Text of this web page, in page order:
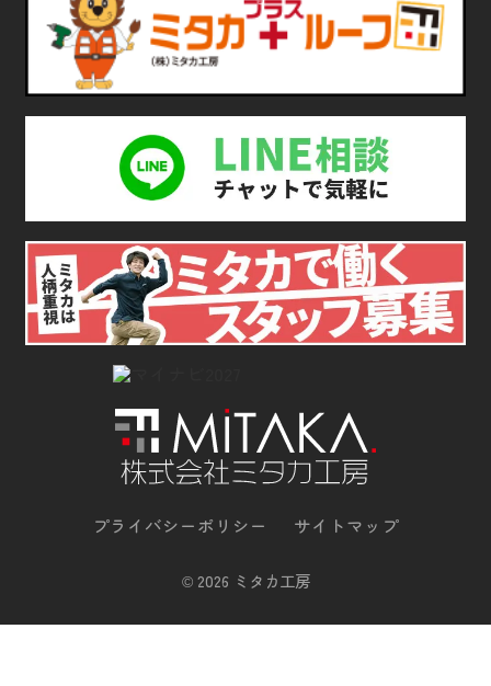
プライバシーポリシー サイトマップ
©2026 ミタカ工房